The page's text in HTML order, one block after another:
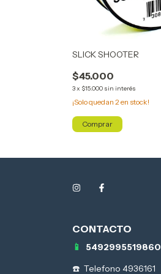
SLICK SHOOTER
$45.000
3x $15.000 sin interés
¡Solo quedan 2en stock!
Comprar
5492995519860
Telefono 4936161